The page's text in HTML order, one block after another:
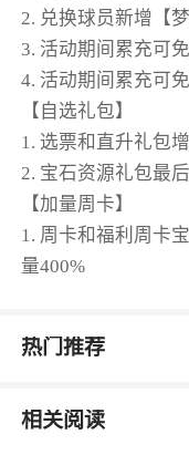
2. 兑换球员新增【
3. 活动期间累充可
4. 活动期间累充可
【自选礼包】
1. 选票和直升礼包
2. 宝石资源礼包最
【加量周卡】
1. 周卡和福利周卡
量400%
热门推荐
相关阅读